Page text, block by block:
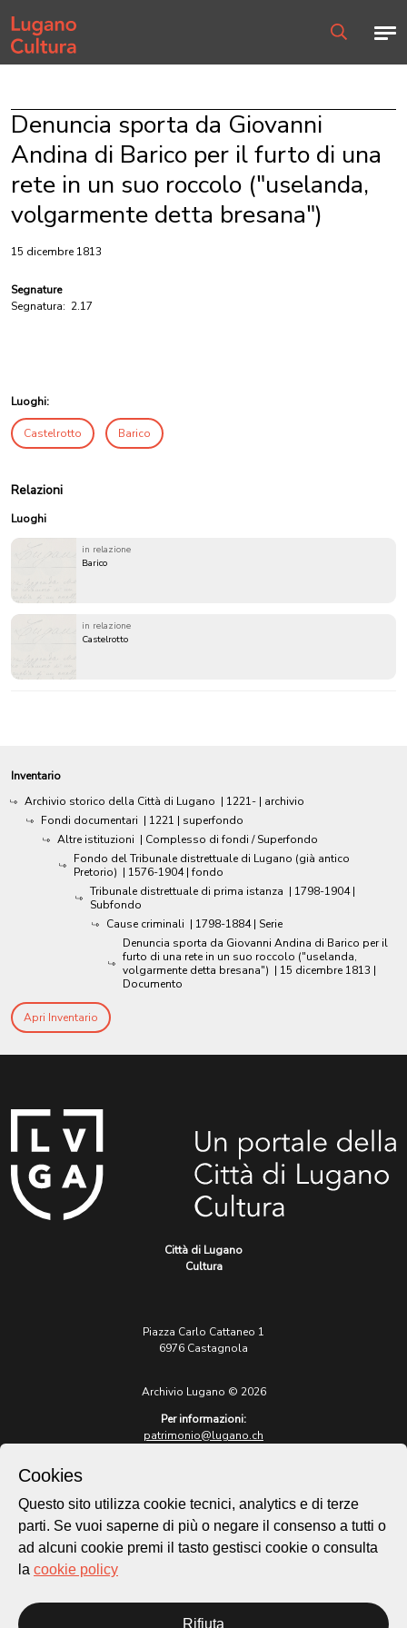
Home page
Denuncia sporta da Giovanni
Andina di Barico per il furto di una
rete in un suo roccolo ("uselanda,
volgarmente detta bresana")
15 dicembre 1813
Segnature
Segnatura: 2.17
Luoghi:
Castelrotto Barico
Relazioni
Luoghi
in relazione
Barico
in relazione
Castelrotto
Inventario
Archivio storico della Città di Lugano | 1221- | archivio
Fondi documentari | 1221 | superfondo
Altre istituzioni | Complesso di fondi / Superfondo
Fondo del Tribunale distrettuale di Lugano (già antico
Pretorio) | 1576-1904 | fondo
Tribunale distrettuale di prima istanza | 1798-1904 |
Subfondo
Cause criminali | 1798-1884 | Serie
Denuncia sporta da Giovanni Andina di Barico per il
furto di una rete in un suo roccolo ("uselanda,
volgarmente detta bresana") | 15 dicembre 1813 |
Documento
Apri Inventario
Città di Lugano
Cultura
Piazza Carlo Cattaneo 1
6976 Castagnola
Archivio Lugano © 2026
Per informazioni:
patrimonio@lugano.ch
lugano.ch
Cookie policy
Homepage
Temi
Cookies
Questo sito utilizza cookie tecnici, analytics e di terze
parti. Se vuoi saperne di più o negare il consenso a tutti o
ad alcuni cookie premi il tasto gestisci cookie o consulta
la cookie policy
Rifiuta